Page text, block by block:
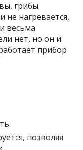
грибы.
не нагревается,
весьма
нет, но он и
прибор
позволяя